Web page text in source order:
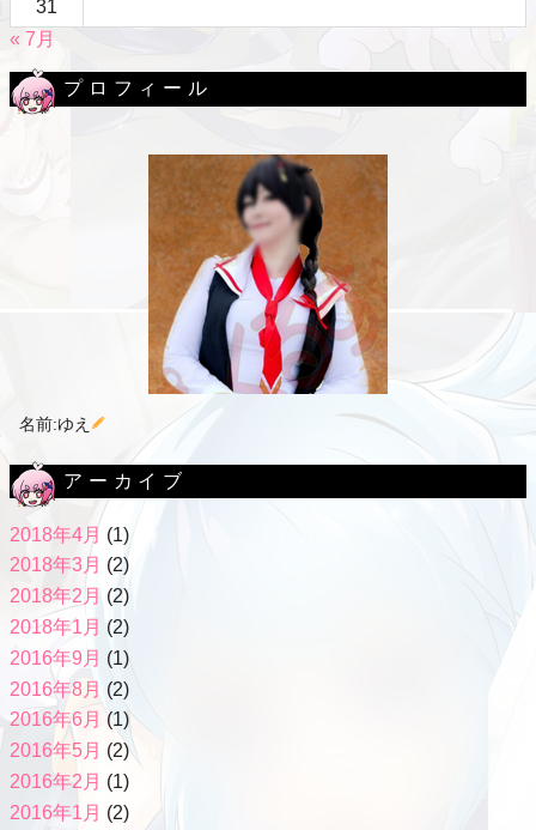
31
« 7月
プロフィール
名前:ゆえ
アーカイブ
2018年4月 (1)
2018年3月 (2)
2018年2月 (2)
2018年1月 (2)
2016年9月 (1)
2016年8月 (2)
2016年6月 (1)
2016年5月 (2)
2016年2月 (1)
2016年1月 (2)